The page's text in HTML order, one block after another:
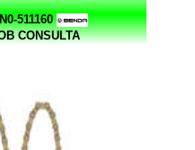
511160
CONSULTA